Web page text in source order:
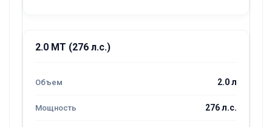
2.0 MT (276 л.с.)
2.0 л
276 л.с.